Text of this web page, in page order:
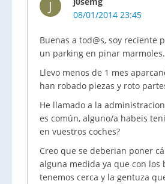
J
08/01/2014 23:45
Buenas a tod@s, soy reciente
un parking en pinar marmoles.
Llevo menos de 1 mes
han robado piezas y roto
He llamado a la
es común, alguno/a habeis
en vuestros coches?
Creo que se deberian poner
alguna medida ya que con los
tenemos cerca y la gentuza